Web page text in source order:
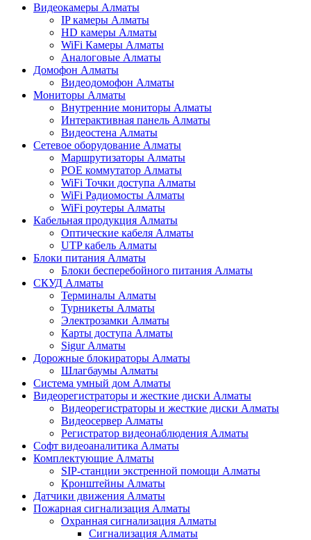
Видеокамеры Алматы
IP камеры Алматы
HD камеры Алматы
WiFi Камеры Алматы
Аналоговые Алматы
Домофон Алматы
Видеодомофон Алматы
Мониторы Алматы
Внутренние мониторы Алматы
Интерактивная панель Алматы
Видеостена Алматы
Сетевое оборудование Алматы
Маршрутизаторы Алматы
POE коммутатор Алматы
WiFi Точки доступа Алматы
WiFi Радиомосты Алматы
WiFi роутеры Алматы
Кабельная продукция Алматы
Оптические кабеля Алматы
UTP кабель Алматы
Блоки питания Алматы
Блоки бесперебойного питания Алматы
СКУД Алматы
Терминалы Алматы
Турникеты Алматы
Электрозамки Алматы
Карты доступа Алматы
Sigur Алматы
Дорожные блокираторы Алматы
Шлагбаумы Алматы
Система умный дом Алматы
Видеорегистраторы и жесткие диски Алматы
Видеорегистраторы и жесткие диски Алматы
Видеосервер Алматы
Регистратор видеонаблюдения Алматы
Софт видеоаналитика Алматы
Комплектующие Алматы
SIP-станции экстренной помощи Алматы
Кронштейны Алматы
Датчики движения Алматы
Пожарная сигнализация Алматы
Охранная сигнализация Алматы
Сигнализация Алматы